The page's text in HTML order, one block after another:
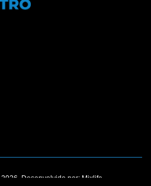
2026. Desenvolvido por: Mixlife